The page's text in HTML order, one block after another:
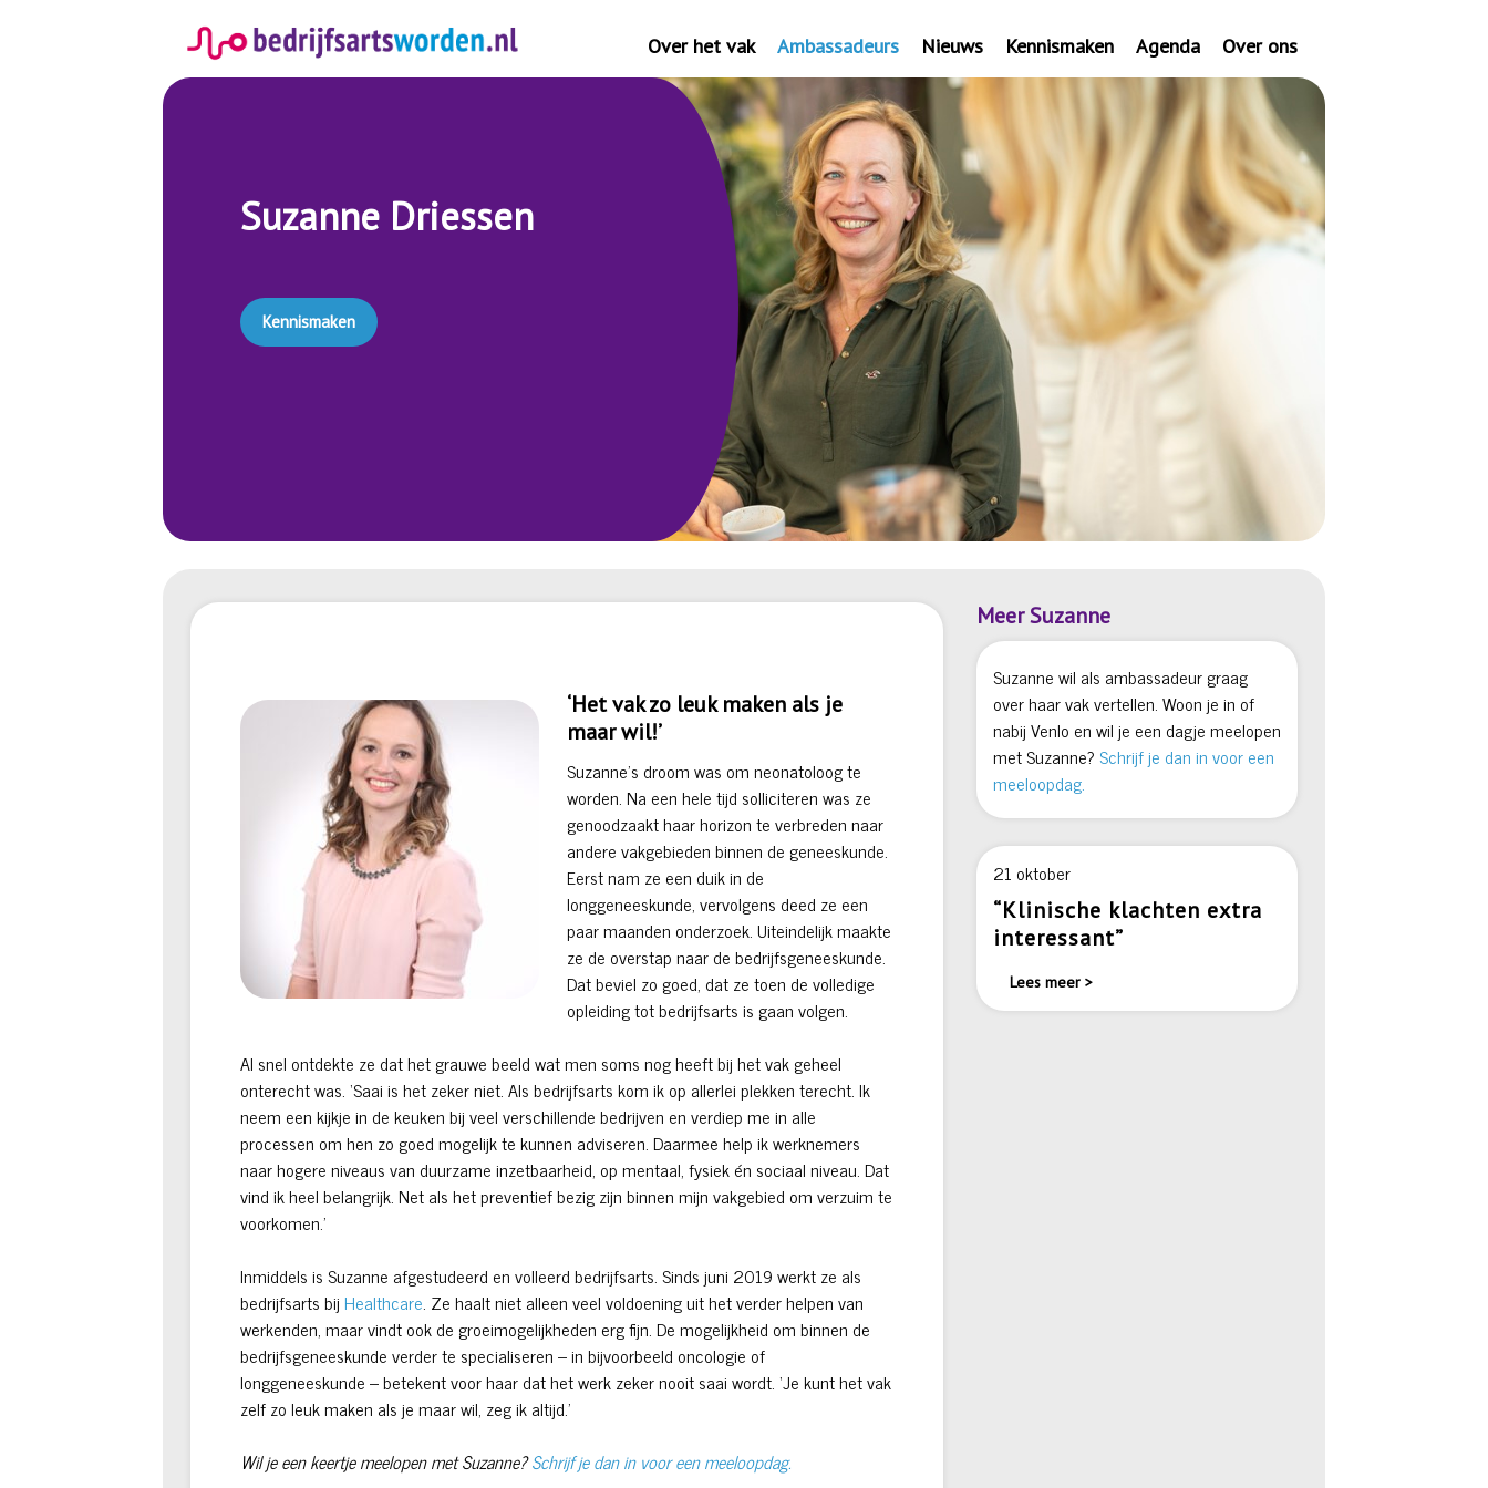
naar
inhoud
Over het vak Ambassadeurs Nieuws Kennismaken Agenda Over ons
Suzanne Driessen
Kennismaken
‘Het vak zo leuk maken als je
maar wil!’
Suzanne’s droom was om neonatoloog te
worden. Na een hele tijd solliciteren was ze
genoodzaakt haar horizon te verbreden naar
andere vakgebieden binnen de geneeskunde.
Eerst nam ze een duik in de
longgeneeskunde, vervolgens deed ze een
paar maanden onderzoek. Uiteindelijk maakte
ze de overstap naar de bedrijfsgeneeskunde.
Dat beviel zo goed, dat ze toen de volledige
opleiding tot bedrijfsarts is gaan volgen.
Al snel ontdekte ze dat het grauwe beeld wat men soms nog heeft bij het vak geheel
onterecht was. ‘Saai is het zeker niet. Als bedrijfsarts kom ik op allerlei plekken terecht. Ik
neem een kijkje in de keuken bij veel verschillende bedrijven en verdiep me in alle
processen om hen zo goed mogelijk te kunnen adviseren. Daarmee help ik werknemers
naar hogere niveaus van duurzame inzetbaarheid, op mentaal, fysiek én sociaal niveau. Dat
vind ik heel belangrijk. Net als het preventief bezig zijn binnen mijn vakgebied om verzuim te
voorkomen.’
Inmiddels is Suzanne afgestudeerd en volleerd bedrijfsarts. Sinds juni 2019 werkt ze als
bedrijfsarts bijHealthcare. Ze haalt niet alleen veel voldoening uit het verder helpen van
werkenden, maar vindt ook de groeimogelijkheden erg fijn. De mogelijkheid om binnen de
bedrijfsgeneeskunde verder te specialiseren – in bijvoorbeeld oncologie of
longgeneeskunde – betekent voor haar dat het werk zeker nooit saai wordt. ‘Je kunt het vak
zelf zo leuk maken als je maar wil, zeg ik altijd.’
Wil je een keertje meelopen met Suzanne?Schrijf je dan in voor een meeloopdag.
Meer Suzanne
Suzanne wil als ambassadeur graag
over haar vak vertellen. Woon je in of
nabij Venlo en wil je een dagje meelopen
met Suzanne?Schrijf je dan in voor een
meeloopdag.
21 oktober
“Klinische klachten extra
interessant”
Lees meer >